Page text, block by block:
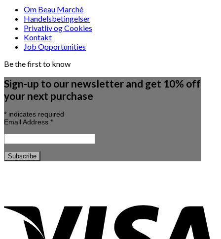
Om Beau Marché
Handelsbetingelser
Privatliv og Cookies
Kontakt
Job Opportunities
Be the first to know
Sign-up to our newsletter and get 10% off
your next purchase
* indicates required
Email Address *